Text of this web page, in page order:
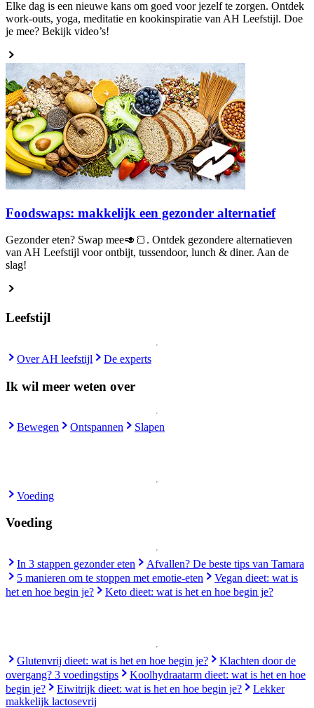
Elke dag is een nieuwe kans om goed voor jezelf te zorgen. Ontdek
work-outs, yoga, meditatie en kookinspiratie van AH Leefstijl. Doe
je mee? Bekijk video’s!
Foodswaps: makkelijk een gezonder alternatief
Gezonder eten? Swap mee🥑🍞. Ontdek gezondere alternatieven
van AH Leefstijl voor ontbijt, tussendoor, lunch & diner. Aan de
slag!
Leefstijl
Over AH leefstijl De experts
Ik wil meer weten over
Bewegen Ontspannen Slapen
Voeding
Voeding
In 3 stappen gezonder eten
Afvallen? De beste tips van Tamara
5 manieren om te stoppen met emotie-eten
Vegan dieet: wat is
het en hoe begin je?
Keto dieet: wat is het en hoe begin je?
Glutenvrij dieet: wat is het en hoe begin je?
Klachten door de
overgang? 3 voedingstips
Koolhydraatarm dieet: wat is het en hoe
begin je?
Eiwitrijk dieet: wat is het en hoe begin je?
Lekker
makkelijk lactosevrij